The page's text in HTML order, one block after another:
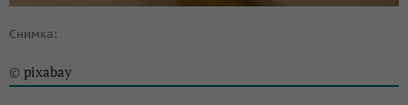
Снимка:
© pixabay